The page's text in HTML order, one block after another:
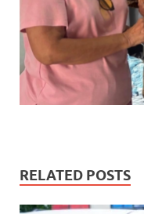
RELATED POSTS